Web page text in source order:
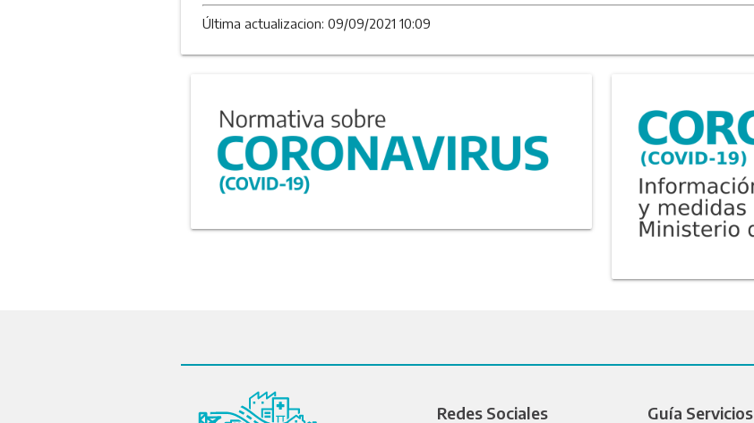
Última actualizacion: 09/09/2021 10:09
Redes Sociales Guía Servicios